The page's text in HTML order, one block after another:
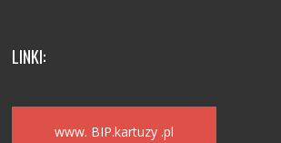
LINKI:
www. BIP.kartuzy .pl